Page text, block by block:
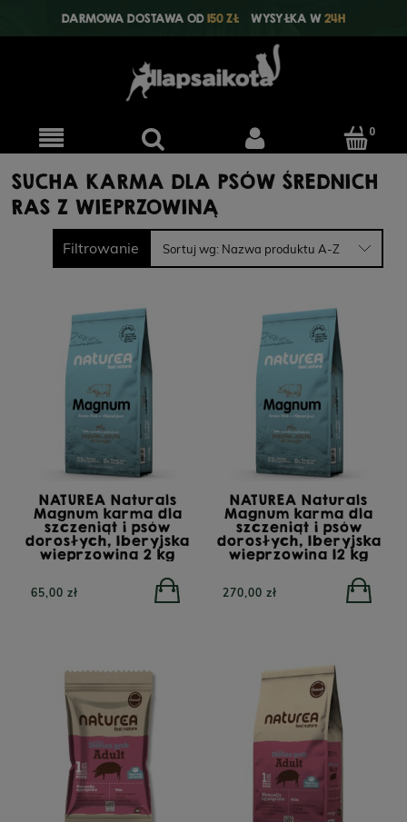
DARMOWA DOSTAWA OD150 ZŁ WYSYŁKA W24H
SUCHA KARMA DLA PSÓW ŚREDNICH
RAS Z WIEPRZOWINĄ
Filtrowanie Sortuj wg: Nazwa produktu A-Z
NATUREA Naturals
Magnum karma dla
szczeniąt i psów
dorosłych, Iberyjska
wieprzowina 2 kg
65,00 zł
NATUREA Naturals
Magnum karma dla
szczeniąt i psów
dorosłych, Iberyjska
wieprzowina 12 kg
270,00 zł